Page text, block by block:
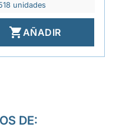
unidades
AÑADIR
DE: